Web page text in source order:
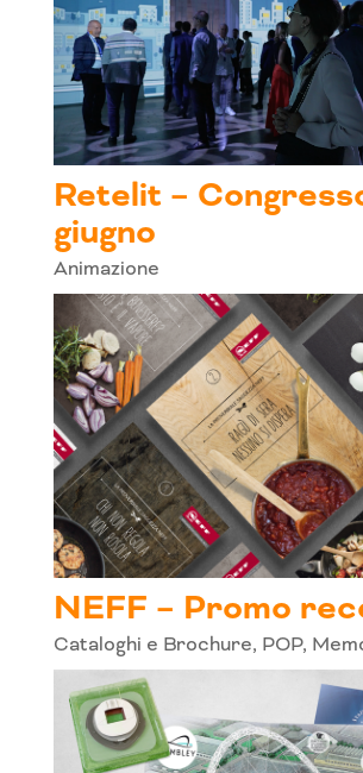
Retelit –
giugno
Animazione
NEFF – Promo
Cataloghi e Brochure, POP,